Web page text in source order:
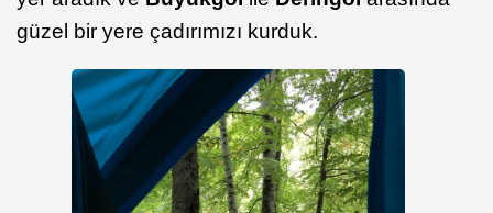
güzel bir yere çadırımızı kurduk.